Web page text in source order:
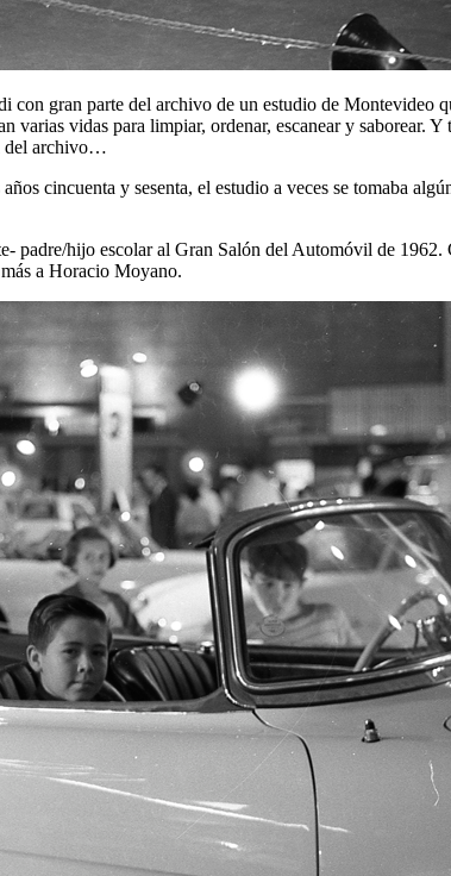
con gran parte del archivo de un estudio de Montevideo
varias vidas para limpiar, ordenar, escanear y saborear.
del archivo…
cincuenta y sesenta, el estudio a veces se tomaba
padre/hijo escolar al Gran Salón del Automóvil de
a Horacio Moyano.